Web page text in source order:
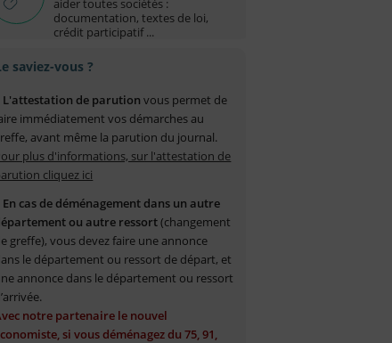
aider toutes sociétés :
documentation, textes de loi,
crédit participatif ...
saviez-vous ?
L'attestation de parution vous permet de
immédiatement vos démarches au
avant même la parution du journal.
plus d'informations, sur l'attestation de
cliquez ici
En cas de déménagement dans un autre
ou autre ressort(changement
greffe), vous devez faire une annonce
le département ou ressort de départ, et
annonce dans le département ou ressort
notre partenaire le nouvel
si vous déménagez du 75, 91,